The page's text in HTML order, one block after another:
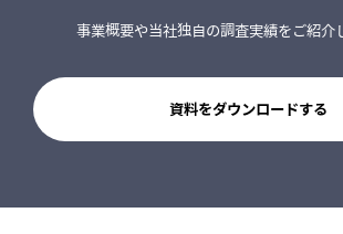
事業概要や当社独自の調査実績をご紹介
資料をダウンロードする